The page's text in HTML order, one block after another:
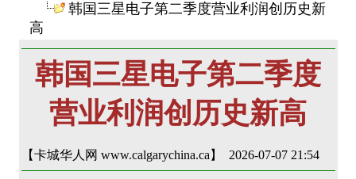
韩国三星电子第二季度营业利润创历史新
高
韩国三星电子第二季度
营业利润创历史新高
【卡城华人网 www.calgarychina.ca】 2026-07-07 21:54